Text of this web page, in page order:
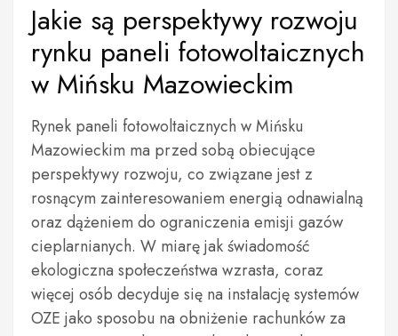
Jakie są perspektywy rozwoju
rynku paneli fotowoltaicznych
w Mińsku Mazowieckim
Rynek paneli fotowoltaicznych w Mińsku
Mazowieckim ma przed sobą obiecujące
perspektywy rozwoju, co związane jest z
rosnącym zainteresowaniem energią odnawialną
oraz dążeniem do ograniczenia emisji gazów
cieplarnianych. W miarę jak świadomość
ekologiczna społeczeństwa wzrasta, coraz
więcej osób decyduje się na instalację systemów
OZE jako sposobu na obniżenie rachunków za